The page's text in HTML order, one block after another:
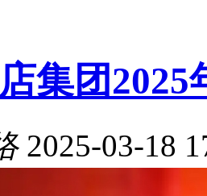
集团
2025-03-18